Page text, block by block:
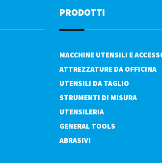
PRODOTTI
MACCHINE UTENSILI E
ATTREZZATURE DA OFFICINA
UTENSILI DA TAGLIO
STRUMENTI DI MISURA
UTENSILERIA
GENERAL TOOLS
ABRASIVI